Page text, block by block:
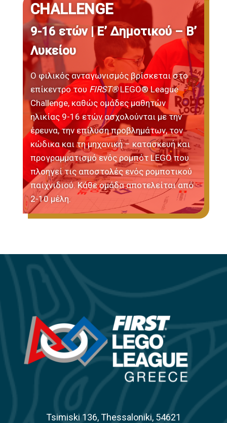
CHALLENGE
9-16 ετών | Ε’ Δημοτικού – B’
Λυκείου
Ο φιλικός ανταγωνισμός βρίσκεται στο
επίκεντρο του FIRST®LEGO® League
Challenge, καθώς ομάδες μαθητών
ηλικίας 9-16 ετών ασχολούνται με την
έρευνα, την επίλυση προβλημάτων, τον
κώδικα και τη μηχανική – κατασκευή και
προγραμματισμό ενός ρομπότ LEGO που
πλοηγεί τις αποστολές ενός ρομποτικού
παιχνιδιού. Κάθε ομάδα αποτελείται από
2-10 μέλη.
Tsimiski 136, Thessaloniki, 54621